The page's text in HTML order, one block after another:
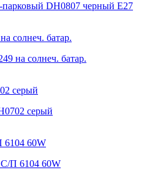
парковый DH0807 черный Е27
на солнеч. батар.
серый
П 6104 60W